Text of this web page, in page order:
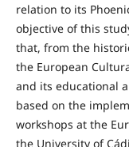
relation to its
objective of this
that, from the
the European
and its educational
based on the
workshops at the
the University of